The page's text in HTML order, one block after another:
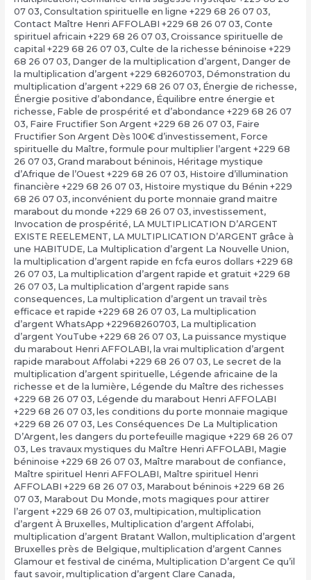
07 03, Consultation spirituelle en ligne +229 68 26 07 03,
Contact Maître Henri AFFOLABI +229 68 26 07 03, Conte
spirituel africain +229 68 26 07 03, Croissance spirituelle de
capital +229 68 26 07 03, Culte de la richesse béninoise +229
68 26 07 03, Danger de la multiplication d’argent, Danger de
la multiplication d’argent +229 68260703, Démonstration du
multiplication d’argent +229 68 26 07 03, Énergie de richesse,
Énergie positive d’abondance, Équilibre entre énergie et
richesse, Fable de prospérité et d’abondance +229 68 26 07
03, Faire Fructifier Son Argent +229 68 26 07 03, Faire
Fructifier Son Argent Dès 100€ d’investissement, Force
spirituelle du Maître, formule pour multiplier l’argent +229 68
26 07 03, Grand marabout béninois, Héritage mystique
d’Afrique de l’Ouest +229 68 26 07 03, Histoire d’illumination
financière +229 68 26 07 03, Histoire mystique du Bénin +229
68 26 07 03, inconvénient du porte monnaie grand maitre
marabout du monde +229 68 26 07 03, investissement,
Invocation de prospérité, LA MULTIPLICATION D’ARGENT
EXISTE REELEMENT, LA MULTIPLICATION D’ARGENT grâce à
une HABITUDE, La Multiplication d’argent La Nouvelle Union,
la multiplication d’argent rapide en fcfa euros dollars +229 68
26 07 03, La multiplication d’argent rapide et gratuit +229 68
26 07 03, La multiplication d’argent rapide sans
consequences, La multiplication d’argent un travail très
efficace et rapide +229 68 26 07 03, La multiplication
d’argent WhatsApp +22968260703, La multiplication
d’argent YouTube +229 68 26 07 03, La puissance mystique
du marabout Henri AFFOLABI, la vrai multiplication d’argent
rapide marabout Affolabi +229 68 26 07 03, Le secret de la
multiplication d’argent spirituelle, Légende africaine de la
richesse et de la lumière, Légende du Maître des richesses
+229 68 26 07 03, Légende du marabout Henri AFFOLABI
+229 68 26 07 03, les conditions du porte monnaie magique
+229 68 26 07 03, Les Conséquences De La Multiplication
D’Argent, les dangers du portefeuille magique +229 68 26 07
03, Les travaux mystiques du Maître Henri AFFOLABI, Magie
béninoise +229 68 26 07 03, Maître marabout de confiance,
Maître spirituel Henri AFFOLABI, Maître spirituel Henri
AFFOLABI +229 68 26 07 03, Marabout béninois +229 68 26
07 03, Marabout Du Monde, mots magiques pour attirer
l’argent +229 68 26 07 03, multipication, multiplication
d’argent À Bruxelles, Multiplication d’argent Affolabi,
multiplication d’argent Bratant Wallon, multiplication d’argent
Bruxelles près de Belgique, multiplication d’argent Cannes
Glamour et festival de cinéma, Multiplication D’argent Ce qu’il
faut savoir, multiplication d’argent Clare Canada,